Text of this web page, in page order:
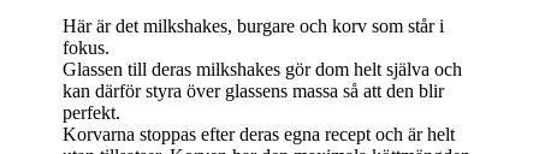
Här är det milkshakes, burgare och korv som står i
fokus.
Glassen till deras milkshakes gör dom helt själva och
kan därför styra över glassens massa så att den blir
perfekt.
Korvarna stoppas efter deras egna recept och är helt